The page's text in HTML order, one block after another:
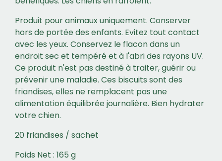
Produit pour animaux uniquement. Conserver
hors de portée des enfants. Evitez tout contact
avec les yeux. Conservez le flacon dans un
endroit sec et tempéré et à l'abri des rayons UV.
Ce produit n'est pas destiné à traiter, guérir ou
prévenir une maladie. Ces biscuits sont des
friandises, elles ne remplacent pas une
alimentation équilibrée journalière. Bien hydrater
votre chien.
20 friandises / sachet
Poids Net : 165 g